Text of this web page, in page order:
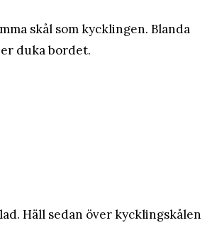
skål som kycklingen. Blanda
duka bordet.
Häll sedan över kycklingskålen